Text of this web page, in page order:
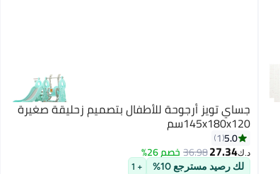
جساي تويز أرجوحة للأطفال بتصميم زحليقة صغيرة
145x180x120سم
5.0
1
د.ك‏27.34
36.98خصم 26%
لك رصيد مسترجع 10% + 1